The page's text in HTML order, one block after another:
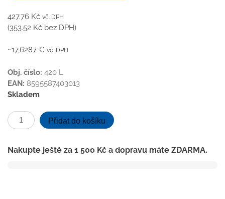
427.76 Kč vč. DPH
(353.52 Kč bez DPH)
~17,6287 € vč. DPH
Obj. číslo: 420 L
EAN: 8595587403013
Skladem
Podlahová
vpusť
D50,
Přidat do košíku
Nakupte ještě za 1 500 Kč a dopravu máte ZDARMA.